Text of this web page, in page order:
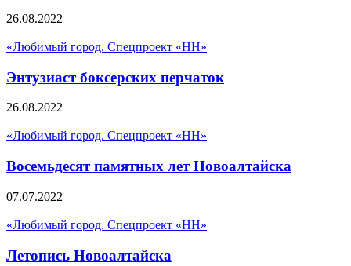
26.08.2022
«Любимый город. Спецпроект «НН»
Энтузиаст боксерских перчаток
26.08.2022
«Любимый город. Спецпроект «НН»
Восемьдесят памятных лет Новоалтайска
07.07.2022
«Любимый город. Спецпроект «НН»
Летопись Новоалтайска